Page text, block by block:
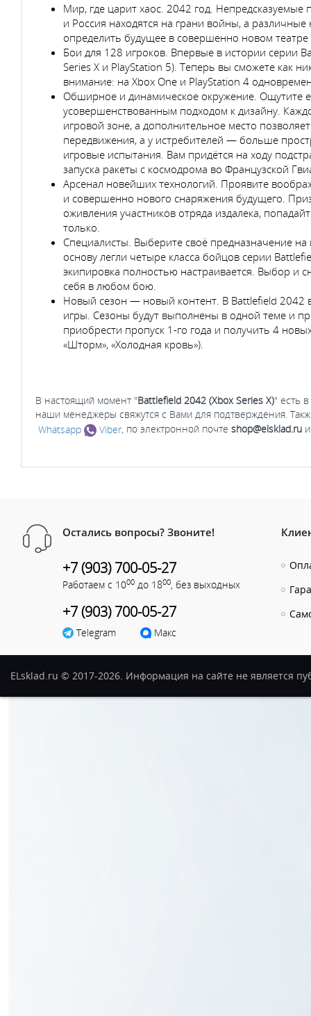
Мир, где царит хаос. 2042 год.
и Россия находятся на грани войны, а
определить будущее в совершенно новом
Бои для 128 игроков. Впервые в истории серии
Series X и PlayStation 5). Теперь вы сможете как
внимание: на Xbox One и PlayStation 4
Обширное и динамическое окружение. Ощутите
усовершенствованным подходом к дизайну.
игровой зоне, а дополнительное место
передвижения, а у истребителей — больше
игровые испытания. Вам придётся на ходу
запуска ракеты с космодрома во Французской
Арсенал новейших технологий. Проявите
и совершенно нового снаряжения будущего.
оживления участников отряда издалека,
только.
Специалисты. Выберите своё предназначение
основу легли четыре класса бойцов серии
экипировка полностью настраивается. Выбор и
себя в любом бою.
Новый сезон — новый контент. В Battlefield 2042
игры. Сезоны будут выполнены в одной теме и
приобрести пропуск 1-го года и получить 4
«Шторм», «Холодная кровь»).
В настоящий момент "Battlefield 2042 (Xbox Series X)" есть
наши менеджеры свяжутся с Вами для подтверждения.
Whatsapp
Viber, по электронной почте shop@elsklad.ru
Остались вопросы? Звоните!
+7 (903) 700-05-27
Работаем с 1000 до 1800, без выходных
+7 (903) 700-05-27
Telegram Макс
ELsklad.ru © 2017-2026. Информация на сайте не является